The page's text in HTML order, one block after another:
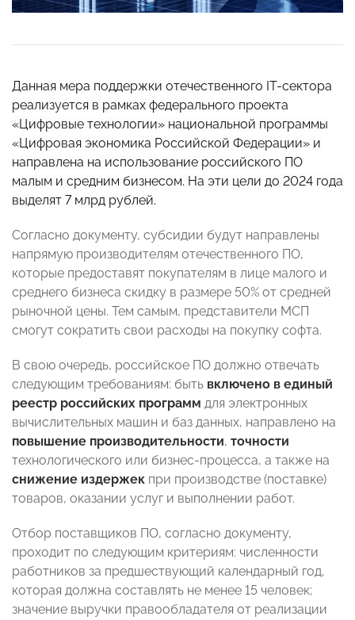
Данная мера поддержки отечественного IT-сектора
реализуется в рамках федерального проекта
«Цифровые технологии» национальной программы
«Цифровая экономика Российской Федерации» и
направлена на использование российского ПО
малым и средним бизнесом. На эти цели до 2024 года
выделят 7 млрд рублей.
Согласно документу, субсидии будут направлены
напрямую производителям отечественного ПО,
которые предоставят покупателям в лице малого и
среднего бизнеса скидку в размере 50% от средней
рыночной цены. Тем самым, представители МСП
смогут сократить свои расходы на покупку софта.
В свою очередь, российское ПО должно отвечать
следующим требованиям: быть включено в единый
реестр российских программ для электронных
вычислительных машин и баз данных, направлено на
повышение производительности, точности
технологического или бизнес-процесса, а также на
снижение издержек при производстве (поставке)
товаров, оказании услуг и выполнении работ.
Отбор поставщиков ПО, согласно документу,
проходит по следующим критериям: численности
работников за предшествующий календарный год,
которая должна составлять не менее 15 человек;
значение выручки правообладателя от реализации